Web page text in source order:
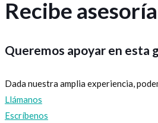
Recibe asesoría
Queremos apoyar en esta
Dada nuestra amplia experiencia,
Llámanos
Escríbenos